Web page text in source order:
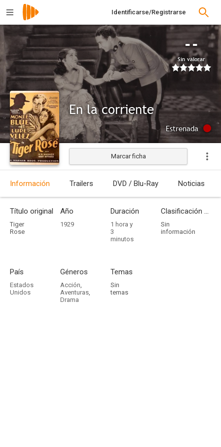
Identificarse/Registrarse
--
Sin valorar
En la corriente
Estrenada
Marcar ficha
Información Trailers DVD / Blu-Ray Noticias
Título original
Tiger
Rose
Año
1929
Duración
1 hora y
3
minutos
Clasificación por edades
Sin
información
País
Estados
Unidos
Géneros
Acción,
Aventuras,
Drama
Temas
Sin
temas